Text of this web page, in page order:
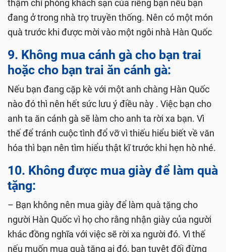
thậm chí phòng khách sạn của riêng bạn nếu bạn
đang ở trong nhà trọ truyền thống. Nên có một món
quà trước khi được mời vào một ngôi nhà Hàn Quốc
9. Không mua cánh gà cho bạn trai
hoặc cho bạn trai ăn cánh gà:
Nếu bạn đang cặp kè với một anh chàng Hàn Quốc
nào đó thì nên hết sức lưu ý điều này . Việc bạn cho
anh ta ăn cánh gà sẽ làm cho anh ta rời xa bạn. Vì
thế để tránh cuộc tình đổ vỡ vì thiếu hiểu biết về văn
hóa thì bạn nên tìm hiểu thật kĩ trước khi hẹn hò nhé.
10. Không được mua giày để làm quà
tặng:
– Bạn không nên mua giày để làm quà tặng cho
người Hàn Quốc vì họ cho rằng nhận giày của người
khác đồng nghĩa với việc sẽ rời xa người đó. Vì thế
nếu muốn mua quà tặng ai đó, bạn tuyệt đối đừng